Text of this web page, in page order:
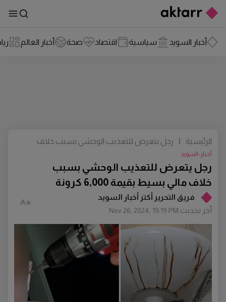
أخبار السويد سياسية اقتصاد صحة أخبار العالم
فريق التحرير أكتر أخبار السويد
أخر تحديث Nov 26, 2024, 19:19 PM
رجل يتعرض للتعذيب الوحشي بسبب
خلاف مالي بسيط بقيمة 6,000 كرونة
أخبار-السويد
الرئيسية |
رجل يتعرض للتعذيب الوحشي بسبب خلاف